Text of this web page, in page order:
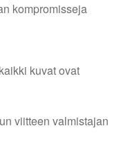
kompromisseja
kuvat ovat
viitteen valmistajan